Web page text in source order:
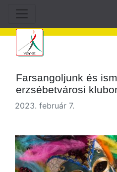
Farsangoljunk és
erzsébetvárosi
2023. február 7.